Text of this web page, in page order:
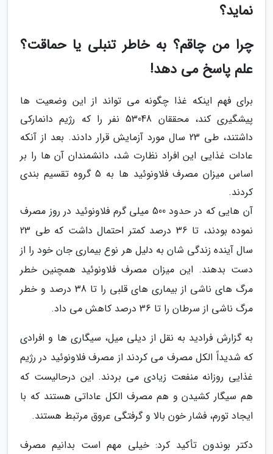
نماید؟
چرا من چاقم؟ به خاطر تنبلی یا حماقت؟
علم پاسخ می دهد!
برای فهم اینکه غذا چگونه می تواند از این وضعیت ها
پیشگیری کند، محققان 53048 نفر را که رژیم دانمارکی
داشتند، طی 23 سال مورد آزمایش قرار دادند. بعد از آنکه
عادات غذایی این افراد نظارت شد، دانشمندان آن ها را بر
اساس میزان مصرف فلاونوئید ها به 5 گروه تقسیم بندی
کردند.
آن هایی که در حدود 500 میلی گرم فلاونوئید در روز مصرف
نموده بودند، تا 36 درصد کمتر احتمال داشت که طی 23
سال آینده زندگی شان به دلیل هر نوع بیماری جان خود را از
دست بدهند. این میزان مصرف فلاونوئید همچنین خطر
مرگ های ناشی از بیماری های قلبی را تا 38 درصد و خطر
مرگ ناشی از سرطان را تا 36 درصد کاهش می داد.
به گزارش فرادید به نقل از دیلی میل، سیگاری ها و افرادی
که شدیداً الکل مصرف می کردند از مصرف فلاونوئید در رژیم
غذایی روزانه منفعت زیادی می بردند. این درحالیست که
هم سیگار کشیدن و هم مصرف الکل عاداتی هستند که با
ایجاد تورم، فشار خون بالا و گرفتگی عروق مرتبط هستند.
دکتر بوندون تأکید کرد: خیلی مهم است بدانیم مصرف